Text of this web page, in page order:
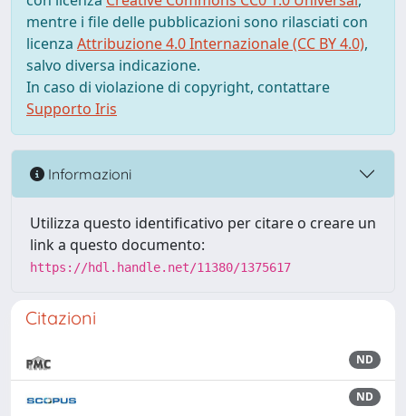
mentre i file delle pubblicazioni sono rilasciati con
licenza Attribuzione 4.0 Internazionale (CC BY 4.0),
salvo diversa indicazione.
In caso di violazione di copyright, contattare
Supporto Iris
Informazioni
Utilizza questo identificativo per citare o creare un
link a questo documento:
https://hdl.handle.net/11380/1375617
Citazioni
ND
ND